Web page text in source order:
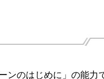
ンのはじめに」の能力